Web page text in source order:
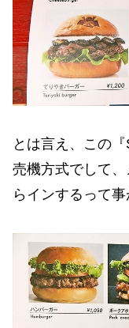
とは言え、この
売機方式でして
らインするって事